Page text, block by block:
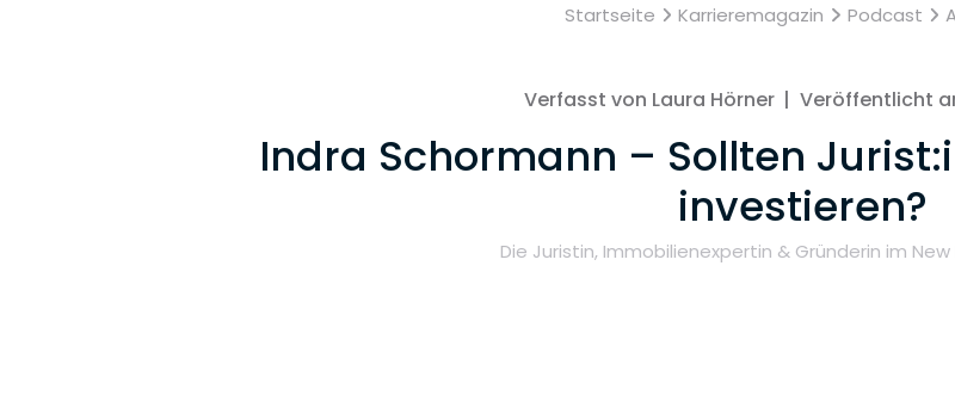
Startseite Karrieremagazin Podcast
Verfasst von Laura Hörner | Veröffentlicht
Indra Schormann – Sollten
investieren?
Die Juristin, Immobilienexpertin & Gründerin im